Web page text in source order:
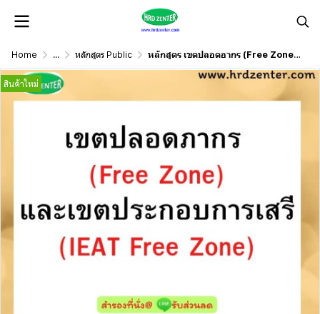
Home ... หลักสูตร Public หลักสูตร เขตปลอดอากร (Free Zone) และ เขตประกอบการเสรี (IEAT Free Zone)
สินค้าใหม่